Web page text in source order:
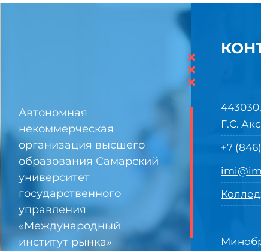
Автономная
некоммерческая
организация высшего
образования Самарский
университет
государственного
управления
«Международный
институт рынка»
×
×
×
Г.С.
+7